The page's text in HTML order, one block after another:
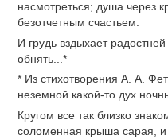
насмотреться; душа через
безотчетным счастьем.
И грудь вздыхает
обнять...*
* Из стихотворения А. А.
неземной какой-то дух
Кругом все так близко
соломенная крыша сарая,